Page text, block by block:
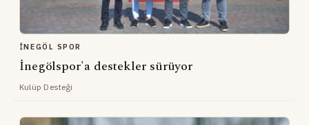
İNEGÖL SPOR
İnegölspor'a destekler sürüyor
Kulüp Desteği